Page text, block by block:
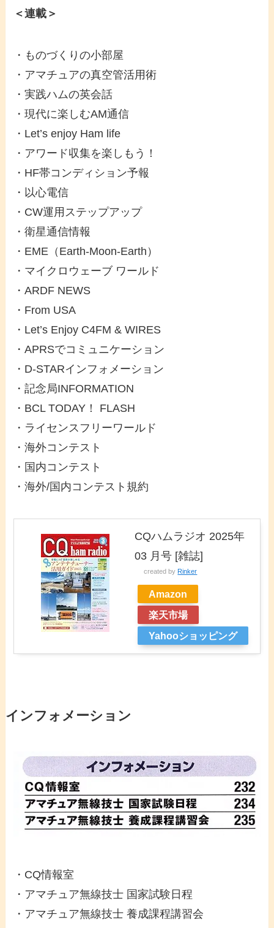
＜連載＞
・ものづくりの小部屋
・アマチュアの真空管活用術
・実践ハムの英会話
・現代に楽しむAM通信
・Let’s enjoy Ham life
・アワード収集を楽しもう！
・HF帯コンディション予報
・以心電信
・CW運用ステップアップ
・衛星通信情報
・EME（Earth-Moon-Earth）
・マイクロウェーブ ワールド
・ARDF NEWS
・From USA
・Let’s Enjoy C4FM & WIRES
・APRSでコミュニケーション
・D-STARインフォメーション
・記念局INFORMATION
・BCL TODAY！ FLASH
・ライセンスフリーワールド
・海外コンテスト
・国内コンテスト
・海外/国内コンテスト規約
CQハムラジオ 2025年
03 月号 [雑誌]
created by Rinker
Amazon
楽天市場
Yahooショッピング
インフォメーション
・CQ情報室
・アマチュア無線技士 国家試験日程
・アマチュア無線技士 養成課程講習会